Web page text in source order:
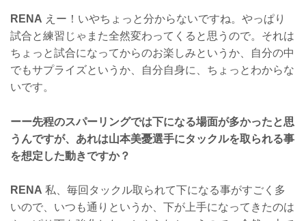
RENA えー！いやちょっと分からないですね。やっぱり
試合と練習じゃまた全然変わってくると思うので。それは
ちょっと試合になってからのお楽しみというか、自分の中
でもサプライズというか、自分自身に、ちょっとわからな
いです。
ーー先程のスパーリングでは下になる場面が多かったと思
うんですが、あれは山本美憂選手にタックルを取られる事
を想定した動きですか？
RENA 私、毎回タックル取られて下になる事がすごく多
いので、いつも通りというか、下が上手になってきたのは